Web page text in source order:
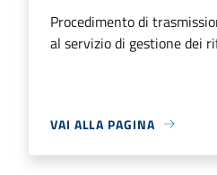
Procedimento di
al servizio di gestione dei
VAI ALLA PAGINA